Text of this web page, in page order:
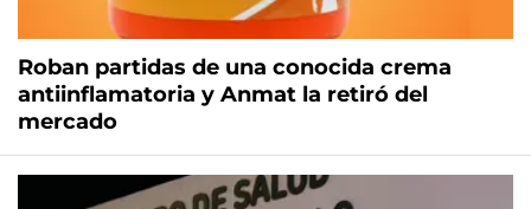
Roban partidas de una conocida crema
antiinflamatoria y Anmat la retiró del
mercado